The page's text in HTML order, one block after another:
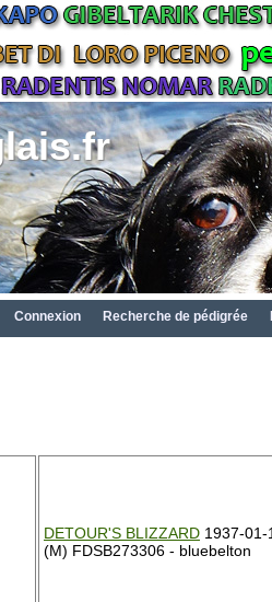
Connexion Recherche de pédigrée
DETOUR'S BLIZZARD 1937-01-
(M) FDSB273306 - bluebelton